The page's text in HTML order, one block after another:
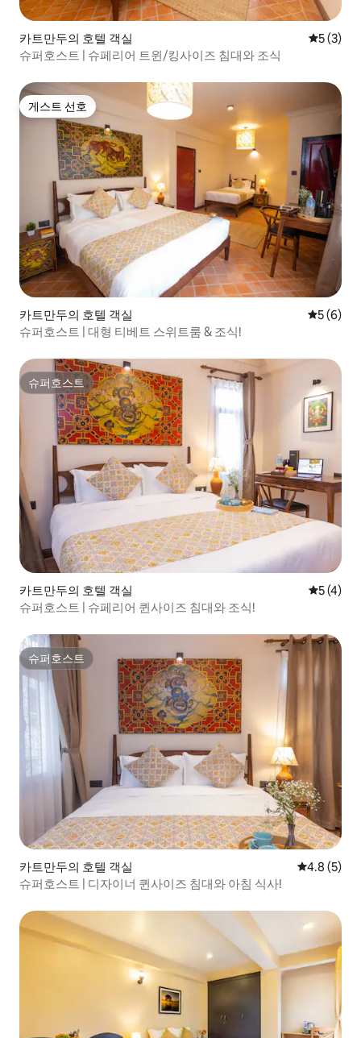
카트만두의 호텔 객실 평점 5점
5 (3)
슈퍼호스트 | 슈페리어 트윈/킹사이즈 침대와 조식
게스트 선호
게스트 선호
카트만두의 호텔 객실 평점 5점
5 (6)
슈퍼호스트 | 대형 티베트 스위트룸 & 조식!
슈퍼호스트
슈퍼호스트
카트만두의 호텔 객실 평점 5점
5 (4)
슈퍼호스트 | 슈페리어 퀸사이즈 침대와 조식!
슈퍼호스트
슈퍼호스트
카트만두의 호텔 객실 평점 4.8점
4.8 (5)
슈퍼호스트 | 디자이너 퀸사이즈 침대와 아침 식사!